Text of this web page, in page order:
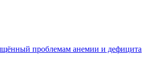
проблемам анемии и дефицита